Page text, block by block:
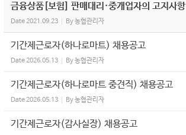
금융상품[보험] 판매대리·중개업자의 고지사항
Date2021.09.23 By농협관리자
기간제근로자(하나로마트) 채용공고
Date2026.05.13 By농협관리자
기간제근로자(하나로마트 중견직) 채용공고
Date2026.05.13 By농협관리자
기간제근로자(감사실장) 채용공고